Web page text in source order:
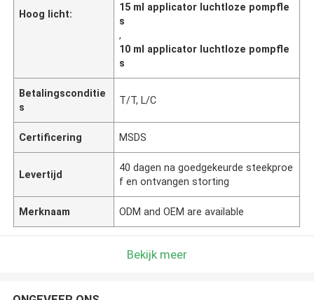
Hoog licht:
15 ml applicator luchtloze pompfle
s
,
10 ml applicator luchtloze pompfle
s
Betalingsconditie
s
T/T, L/C
Certificering MSDS
Levertijd
40 dagen na goedgekeurde steekproe
f en ontvangen storting
Merknaam ODM and OEM are available
Bekijk meer